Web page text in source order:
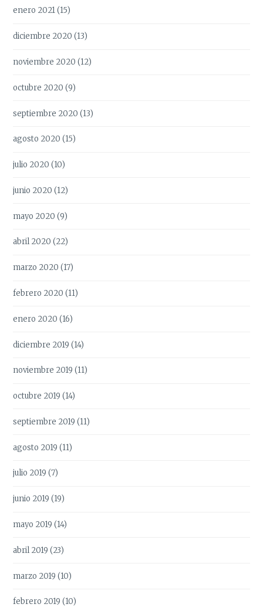
enero 2021(15)
diciembre 2020 (13)
noviembre 2020 (12)
octubre 2020 (9)
septiembre 2020 (13)
agosto 2020 (15)
julio 2020 (10)
junio 2020 (12)
mayo 2020 (9)
abril 2020 (22)
marzo 2020 (17)
febrero 2020 (11)
enero 2020 (16)
diciembre 2019 (14)
noviembre 2019 (11)
octubre 2019 (14)
septiembre 2019 (11)
agosto 2019 (11)
julio 2019 (7)
junio 2019 (19)
mayo 2019 (14)
abril 2019 (23)
marzo 2019 (10)
febrero 2019 (10)